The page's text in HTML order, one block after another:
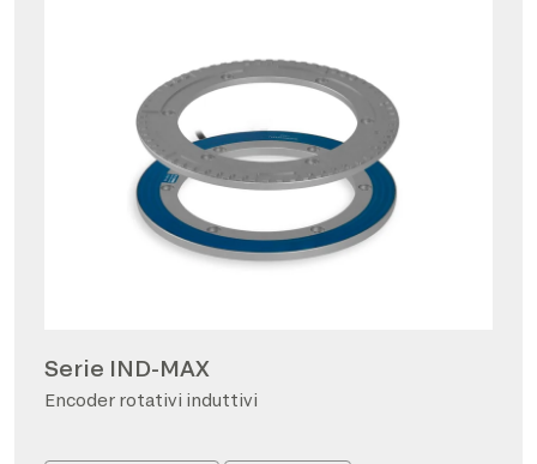
Serie IND-MAX
Encoder rotativi induttivi